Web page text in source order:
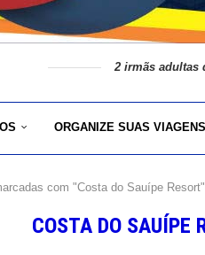
2 irmãs adultas
ORGANIZE SUAS VIAGENS
com "Costa do Sauípe Resort"
COSTA DO SAUÍPE